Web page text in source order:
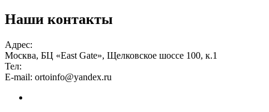
Наши контакты
Адрес:
Москва, БЦ «East Gate», Щелковское шоссе 100, к.1
Тел:
E-mail: ortoinfo@yandex.ru